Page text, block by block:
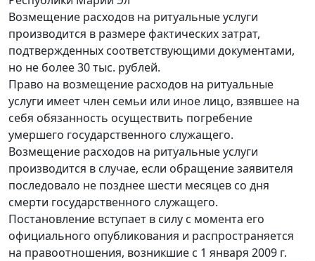
Возмещение расходов на ритуальные услуги
производится в размере фактических затрат,
подтвержденных соответствующими документами,
но не более 30 тыс. рублей.
Право на возмещение расходов на ритуальные
услуги имеет член семьи или иное лицо, взявшее на
себя обязанность осуществить погребение
умершего государственного служащего.
Возмещение расходов на ритуальные услуги
производится в случае, если обращение заявителя
последовало не позднее шести месяцев со дня
смерти государственного служащего.
Постановление вступает в силу с момента его
официального опубликования и распространяется
на правоотношения, возникшие с 1 января 2009 г.